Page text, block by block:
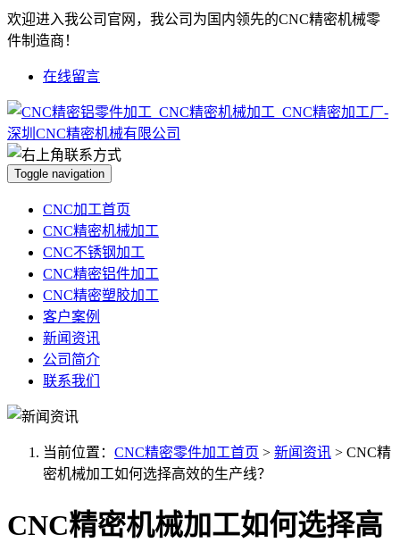
欢迎进入我公司官网，我公司为国内领先的CNC精密机械零
件制造商！
在线留言
Toggle navigation
CNC加工首页
CNC精密机械加工
CNC不锈钢加工
CNC精密铝件加工
CNC精密塑胶加工
客户案例
新闻资讯
公司简介
联系我们
当前位置： CNC精密零件加工首页 > 新闻资讯 > CNC精
密机械加工如何选择高效的生产线？
CNC精密机械加工如何选择高